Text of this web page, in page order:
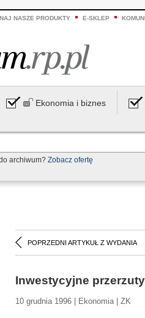
NASZE PRODUKTY E-SKLEP
Ekonomia i biznes
archiwum? Zobacz ofertę
POPRZEDNI ARTYKUŁ Z WYDANIA
Inwestycyjne przerzuty
10 grudnia 1996 | Ekonomia | ZK